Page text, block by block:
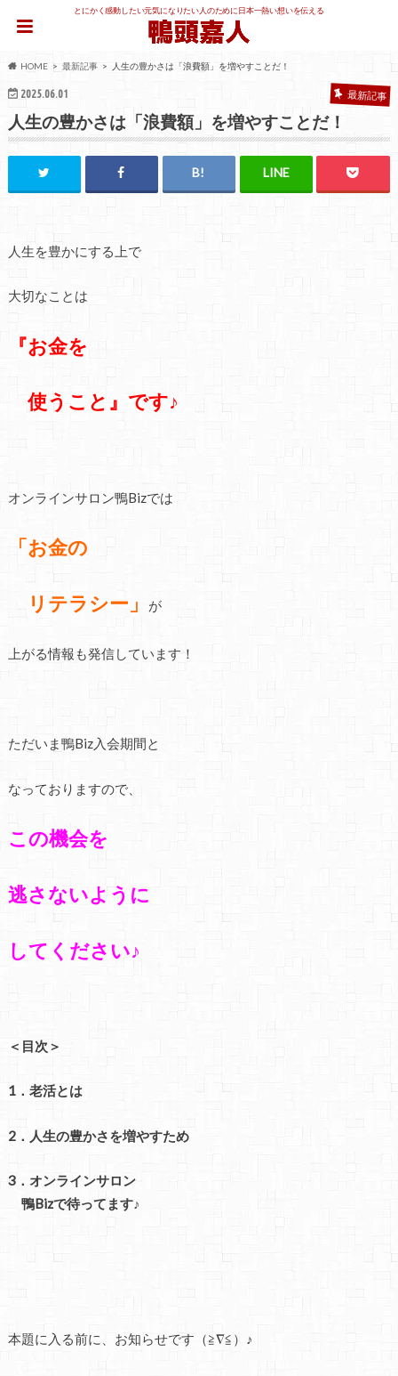
とにかく感動したい元気になりたい人のために日本一熱い想いを伝える
HOME 最新記事 人生の豊かさは「浪費額」を増やすことだ！
2025.06.01 最新記事
人生の豊かさは「浪費額」を増やすことだ！
人生を豊かにする上で
大切なことは
『お金を
使うこと』です♪
オンラインサロン鴨Bizでは
「お金の
リテラシー」 が
上がる情報も発信しています！
ただいま鴨Biz入会期間と
なっておりますので、
この機会を
逃さないように
してください♪
＜目次＞
1．老活とは
2．人生の豊かさを増やすため
3．オンラインサロン
鴨Bizで待ってます♪
本題に入る前に、お知らせです（≧∇≦）♪